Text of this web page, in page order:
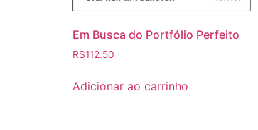
Em Busca do Portfólio Perfeito
R$112.50
Adicionar ao carrinho